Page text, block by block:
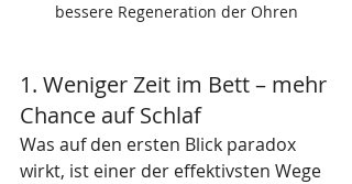
bessere Regeneration der Ohren
1. Weniger Zeit im Bett – mehr
Chance auf Schlaf
Was auf den ersten Blick paradox
wirkt, ist einer der effektivsten Wege